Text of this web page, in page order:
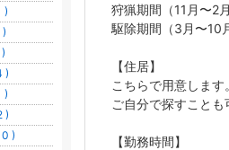
狩猟期間（11月〜2
駆除期間（3月〜10
【住居】
こちらで用意します。
ご自分で探すことも
【勤務時間】
)
)
)
)
)
)